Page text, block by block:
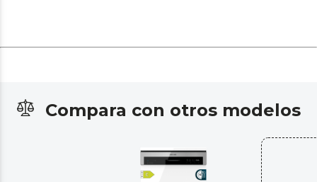
Compara con otros modelos